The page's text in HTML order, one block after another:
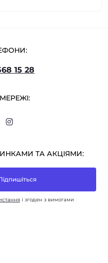
15 28
ТА АКЦІЯМИ:
і згоден з вимогами